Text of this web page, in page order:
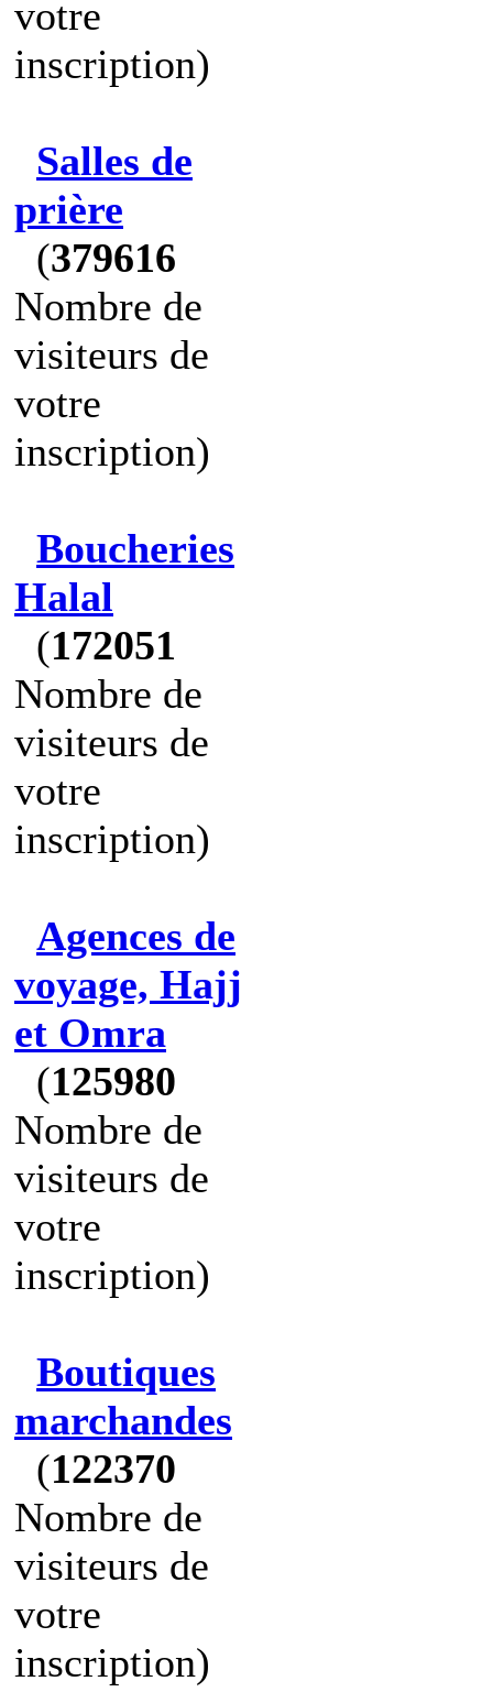
votre
inscription)
Salles de
prière
(379616
Nombre de
visiteurs de
votre
inscription)
Boucheries
Halal
(172051
Nombre de
visiteurs de
votre
inscription)
Agences de
voyage, Hajj
et Omra
(125980
Nombre de
visiteurs de
votre
inscription)
Boutiques
marchandes
(122370
Nombre de
visiteurs de
votre
inscription)